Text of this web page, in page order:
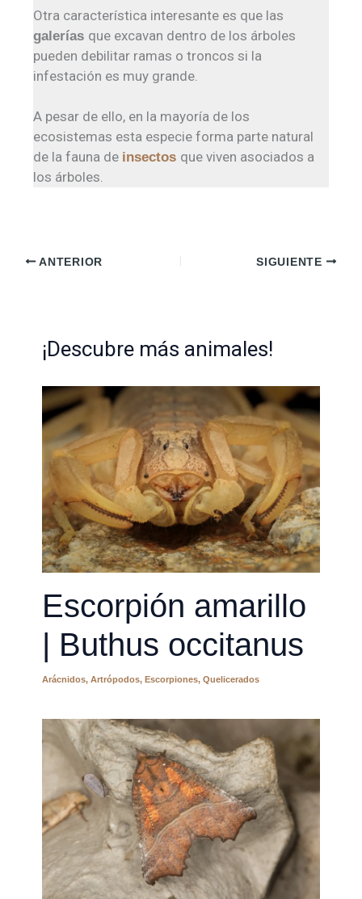
Otra característica interesante es que las
galerías que excavan dentro de los árboles
pueden debilitar ramas o troncos si la
infestación es muy grande.
A pesar de ello, en la mayoría de los
ecosistemas esta especie forma parte natural
de la fauna de insectos que viven asociados a
los árboles.
ANTERIOR SIGUIENTE
¡Descubre más animales!
Escorpión amarillo
| Buthus occitanus
Arácnidos, Artrópodos, Escorpiones, Quelicerados